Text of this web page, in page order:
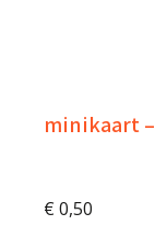
minikaart
€ 0,50